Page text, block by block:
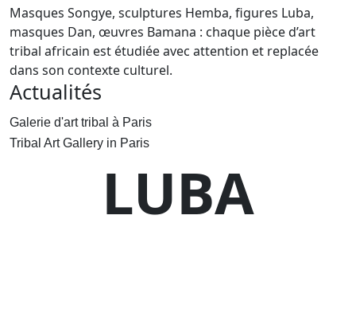
Masques Songye, sculptures Hemba, figures Luba,
masques Dan, œuvres Bamana : chaque pièce d’art
tribal africain est étudiée avec attention et replacée
dans son contexte culturel.
Actualités
Galerie d'art tribal à Paris
Tribal Art Gallery in Paris
LUBA